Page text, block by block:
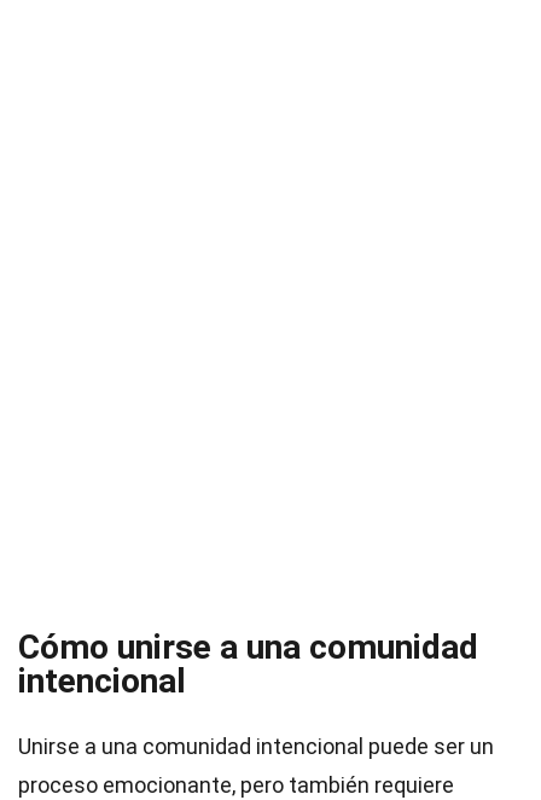
Cómo unirse a una comunidad
intencional
Unirse a una comunidad intencional puede ser un
proceso emocionante, pero también requiere